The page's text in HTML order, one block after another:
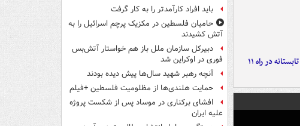
موج بارش‌های تابستانه در راه ۱۱
باید افراد کارآمدتر را به کار گرفت
حامیان فلسطین در مکزیک پرچم اسرائیل را به
آتش کشیدند
دبیرکل سازمان ملل باز هم خواستار آتش‌بس
فوری در اوکراین شد
آنچه رهبر شهید سال‌ها پیش دیده بودند
حمایت هلندی‌ها از مظلومیت فلسطین +فیلم
افشای برکناری در موساد پس از شکست پروژه
علیه ایران